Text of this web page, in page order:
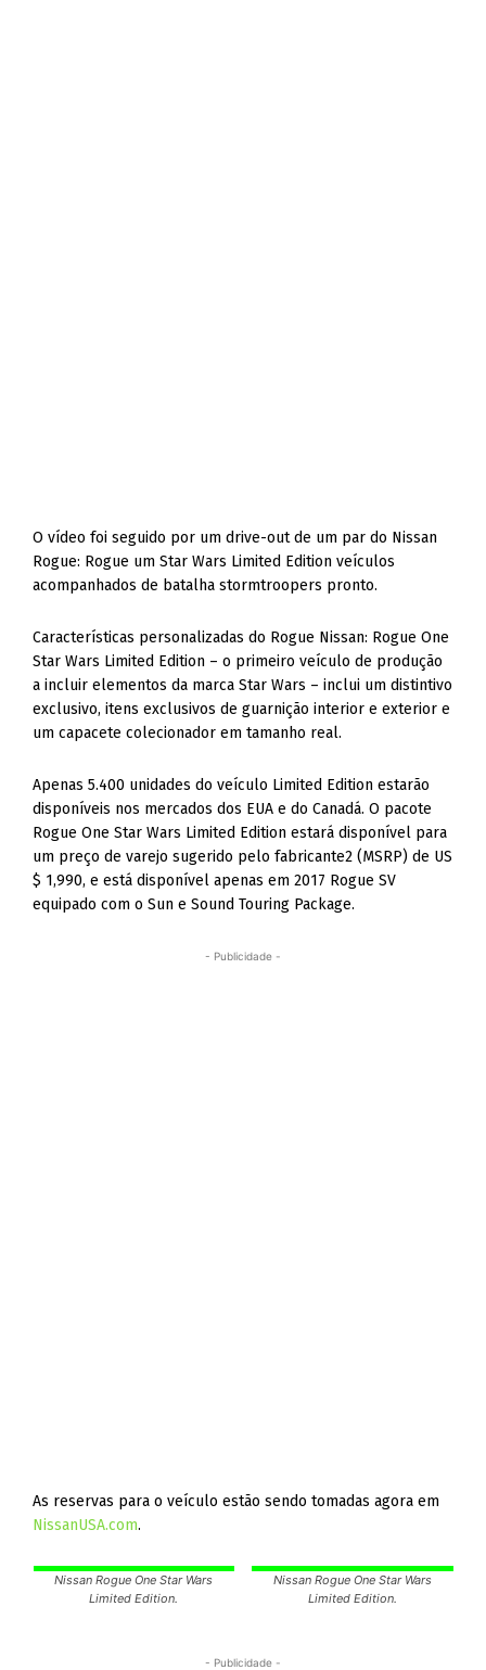
O vídeo foi seguido por um drive-out de um par do Nissan
Rogue: Rogue um Star Wars Limited Edition veículos
acompanhados de batalha stormtroopers pronto.
Características personalizadas do Rogue Nissan: Rogue One
Star Wars Limited Edition – o primeiro veículo de produção
a incluir elementos da marca Star Wars – inclui um distintivo
exclusivo, itens exclusivos de guarnição interior e exterior e
um capacete colecionador em tamanho real.
Apenas 5.400 unidades do veículo Limited Edition estarão
disponíveis nos mercados dos EUA e do Canadá. O pacote
Rogue One Star Wars Limited Edition estará disponível para
um preço de varejo sugerido pelo fabricante2 (MSRP) de US
$ 1,990, e está disponível apenas em 2017 Rogue SV
equipado com o Sun e Sound Touring Package.
- Publicidade -
As reservas para o veículo estão sendo tomadas agora em
NissanUSA.com.
Nissan Rogue One Star Wars
Limited Edition.
Nissan Rogue One Star Wars
Limited Edition.
- Publicidade -